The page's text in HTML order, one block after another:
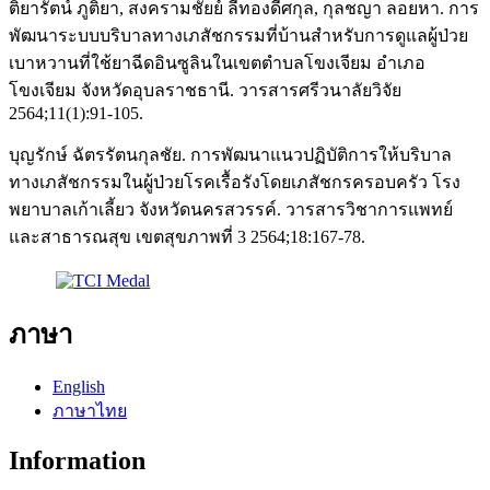
ติยารัตน์ ภูติยา, สงครามชัยย์ ลีทองดีศกุล, กุลชญา ลอยหา. การ
พัฒนาระบบบริบาลทางเภสัชกรรมที่บ้านสำหรับการดูแลผู้ป่วย
เบาหวานที่ใช้ยาฉีดอินซูลินในเขตตำบลโขงเจียม อำเภอ
โขงเจียม จังหวัดอุบลราชธานี. วารสารศรีวนาลัยวิจัย
2564;11(1):91-105.
บุญรักษ์ ฉัตรรัตนกุลชัย. การพัฒนาแนวปฏิบัติการให้บริบาล
ทางเภสัชกรรมในผู้ป่วยโรคเรื้อรังโดยเภสัชกรครอบครัว โรง
พยาบาลเก้าเลี้ยว จังหวัดนครสวรรค์. วารสารวิชาการแพทย์
และสาธารณสุข เขตสุขภาพที่ 3 2564;18:167-78.
ภาษา
English
ภาษาไทย
Information